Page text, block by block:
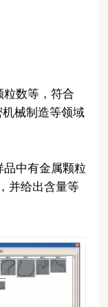
粒数等，符合
机械制造等领域
中有金属颗粒
并给出含量等